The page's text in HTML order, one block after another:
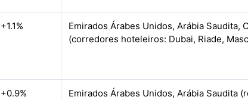
+1.1%
Emirados Árabes Unidos, Arábia Saudita,
(corredores hoteleiros: Dubai, Riade,
+0.9%
Emirados Árabes Unidos, Arábia Saudita